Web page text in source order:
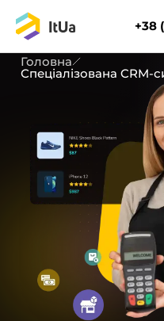
+38
Головна
Спеціалізована CRM-